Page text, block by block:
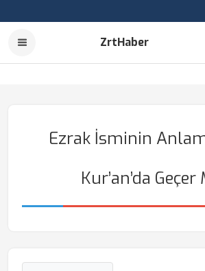
ZrtHaber
Ezrak İsminin
Kur’an’da Geçer